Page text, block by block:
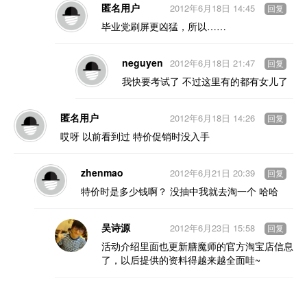
匿名用户
毕业党刷屏更凶猛，所以……
2012年6月18日 14:45 回复
neguyen
我快要考试了 不过这里有的都有女儿了
2012年6月18日 21:47 回复
匿名用户
哎呀 以前看到过 特价促销时没入手
2012年6月18日 14:26 回复
zhenmao
特价时是多少钱啊？ 没抽中我就去淘一个 哈哈
2012年6月21日 20:39 回复
吴诗源
活动介绍里面也更新膳魔师的官方淘宝店信息
了，以后提供的资料得越来越全面哇~
2012年6月23日 15:58 回复